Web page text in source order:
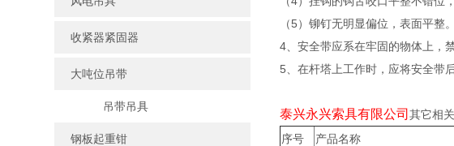
收紧器紧固器
大吨位吊带
吊带吊具
钢板起重钳
（5）铆钉无明显偏位，表面平整。
4、安全带应系在牢固的物体上，
5、在杆塔上工作时，应将安全带
泰兴永兴索具有限公司其它相
序号
产品名称